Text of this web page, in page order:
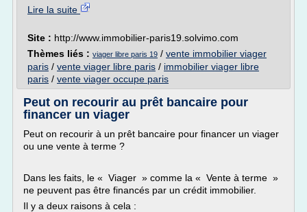
Lire la suite
Site : http://www.immobilier-paris19.solvimo.com
Thèmes liés : viager libre paris 19 / vente immobilier viager
paris / vente viager libre paris / immobilier viager libre
paris / vente viager occupe paris
Peut on recourir au prêt bancaire pour
financer un viager
Peut on recourir à un prêt bancaire pour financer un viager
ou une vente à terme ?
Dans les faits, le « Viager » comme la « Vente à terme »
ne peuvent pas être financés par un crédit immobilier.
Il y a deux raisons à cela :